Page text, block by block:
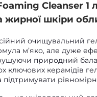
Cleanser 1
шкіри
очищувальний
м’яко, але дуже
природний
ключових керамідів